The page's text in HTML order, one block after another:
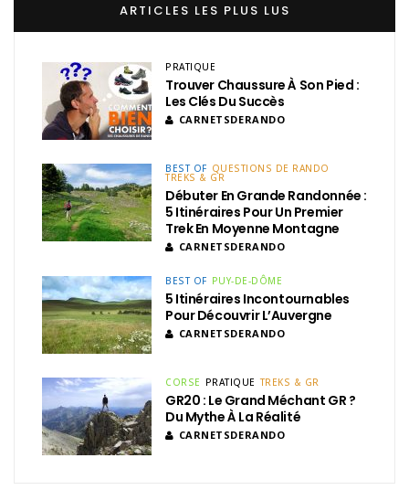
ARTICLES LES PLUS LUS
PRATIQUE
Trouver Chaussure À Son Pied :
Les Clés Du Succès
CARNETSDERANDO
BEST OF QUESTIONS DE RANDO
TREKS & GR
Débuter En Grande Randonnée :
5 Itinéraires Pour Un Premier
Trek En Moyenne Montagne
CARNETSDERANDO
BEST OF PUY-DE-DÔME
5 Itinéraires Incontournables
Pour Découvrir L’Auvergne
CARNETSDERANDO
CORSE PRATIQUE TREKS & GR
GR20 : Le Grand Méchant GR ?
Du Mythe À La Réalité
CARNETSDERANDO